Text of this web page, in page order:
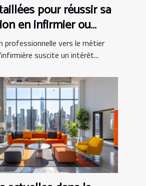
pour réussir sa
en infirmier ou
professionnelle vers le métier
suscite un intérêt...